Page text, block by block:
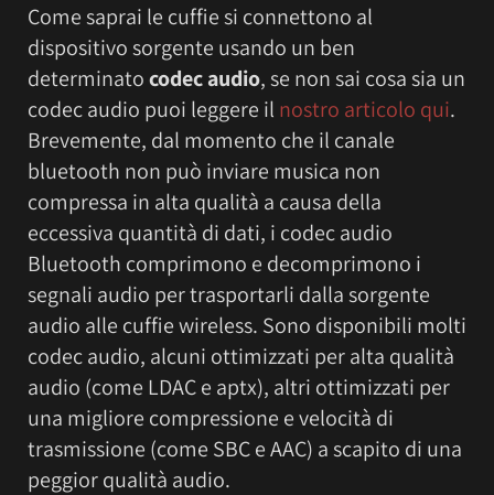
Come saprai le cuffie si connettono al
dispositivo sorgente usando un ben
determinatocodec audio, se non sai cosa sia un
codec audio puoi leggere il nostro articolo qui.
Brevemente, dal momento che il canale
bluetooth non può inviare musica non
compressa in alta qualità a causa della
eccessiva quantità di dati, i codec audio
Bluetooth comprimono e decomprimono i
segnali audio per trasportarli dalla sorgente
audio alle cuffie wireless. Sono disponibili molti
codec audio, alcuni ottimizzati per alta qualità
audio (come LDAC e aptx), altri ottimizzati per
una migliore compressione e velocità di
trasmissione (come SBC e AAC) a scapito di una
peggior qualità audio.